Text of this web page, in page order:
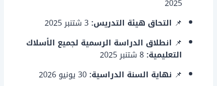
2025
📌 التحاق هيئة التدريس:
📌 انطلاق الدراسة الرسمية لجميع الأسلاك
التعليمية:
📌 نهاية السنة الدراسية: